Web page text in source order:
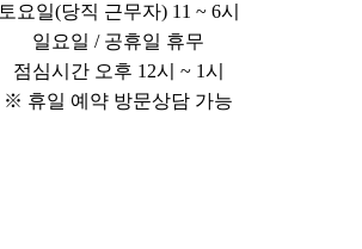
토요일(당직 근무자) 11 ~ 6시
일요일 / 공휴일 휴무
점심시간 오후 12시 ~ 1시
※ 휴일 예약 방문상담 가능